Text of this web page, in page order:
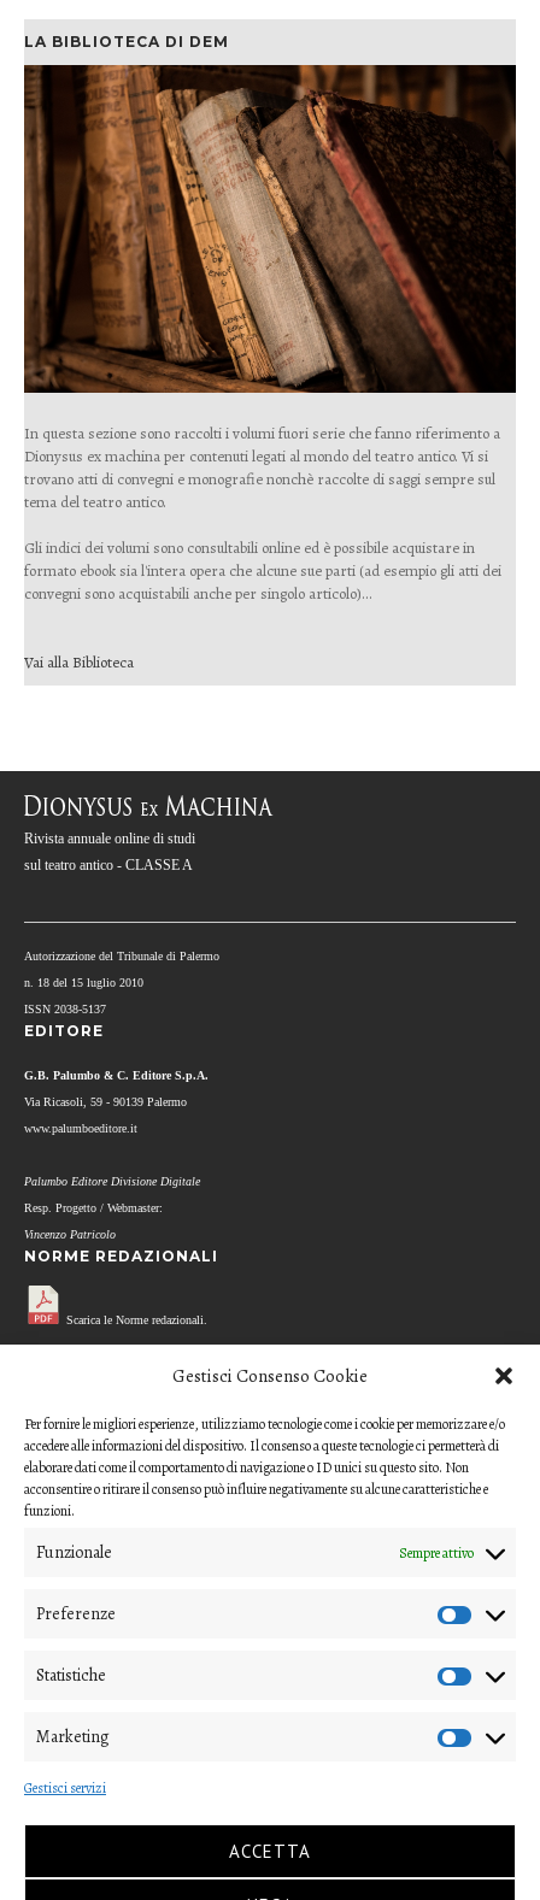
Gestisci Consenso Cookie
Per fornire le migliori esperienze, utilizziamo tecnologie come i cookie per memorizzare e/o
accedere alle informazioni del dispositivo. Il consenso a queste tecnologie ci permetterà di
elaborare dati come il comportamento di navigazione o ID unici su questo sito. Non
acconsentire o ritirare il consenso può influire negativamente su alcune caratteristiche e
funzioni.
Funzionale Sempre attivo
Preferenze
Statistiche
Marketing
Gestisci servizi
ACCETTA
LA BIBLIOTECA DI DEM
In questa sezione sono raccolti i volumi fuori serie che fanno riferimento a
Dionysus ex machina per contenuti legati al mondo del teatro antico. Vi si
trovano atti di convegni e monografie nonchè raccolte di saggi sempre sul
tema del teatro antico.
Gli indici dei volumi sono consultabili online ed è possibile acquistare in
formato ebook sia l'intera opera che alcune sue parti (ad esempio gli atti dei
convegni sono acquistabili anche per singolo articolo)...
Vai alla Biblioteca
Rivista annuale online di studi
sul teatro antico - CLASSE A
Autorizzazione del Tribunale di Palermo
n. 18 del 15 luglio 2010
ISSN 2038-5137
EDITORE
G.B. Palumbo & C. Editore S.p.A.
Via Ricasoli, 59 - 90139 Palermo
www.palumboeditore.it
Palumbo Editore Divisione Digitale
Resp. Progetto / Webmaster:
Vincenzo Patricolo
NORME REDAZIONALI
Scarica le Norme redazionali.
MODELLO REFEREE
Scarica il questionario di valutazione
(modello per i referee)
CODICE ETICO
COME INVIARE UN CONTRIBUTO
Gli articoli o i contributi da proporre devono essere inviati ai
(nipico47@gmail.com; angela.andrisano@unife.it)
e allasegreteria di redazione